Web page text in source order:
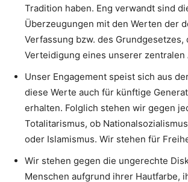
Tradition haben. Eng verwandt sind
Überzeugungen mit den Werten der
Verfassung bzw. des Grundgesetzes,
Verteidigung eines unserer zentralen
Unser Engagement speist sich aus
diese Werte auch für künftige
erhalten. Folglich stehen wir gegen
Totalitarismus, ob
oder Islamismus. Wir stehen für
Wir stehen gegen die ungerechte
Menschen aufgrund ihrer Hautfarbe,